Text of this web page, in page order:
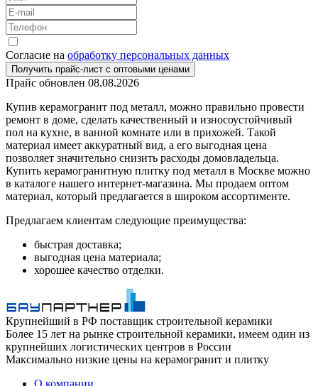
Согласие на обработку персональных данных
Получить прайс-лист с оптовыми ценами
Прайс обновлен 08.08.2026
Купив керамогранит под металл, можно правильно провести
ремонт в доме, сделать качественный и износоустойчивый
пол на кухне, в ванной комнате или в прихожей. Такой
материал имеет аккуратный вид, а его выгодная цена
позволяет значительно снизить расходы домовладельца.
Купить керамогранитную плитку под металл в Москве можно
в каталоге нашего интернет-магазина. Мы продаем оптом
материал, который предлагается в широком ассортименте.
Предлагаем клиентам следующие преимущества:
быстрая доставка;
выгодная цена материала;
хорошее качество отделки.
Крупнейший в РФ поставщик строительной керамики
Более 15 лет на рынке строительной керамики, имеем один из
крупнейших логистических центров в России
Максимально низкие цены на керамогранит и плитку
О компании